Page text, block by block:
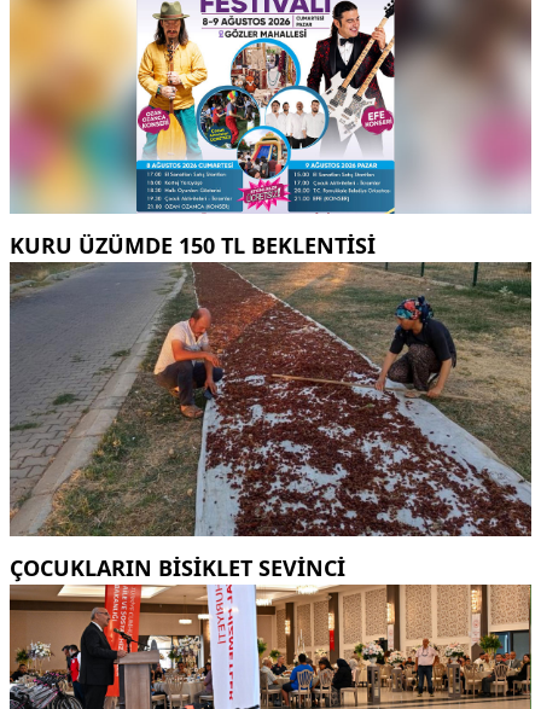
KURU ÜZÜMDE 150 TL BEKLENTISI
ÇOCUKLARIN BISIKLET SEVINCI